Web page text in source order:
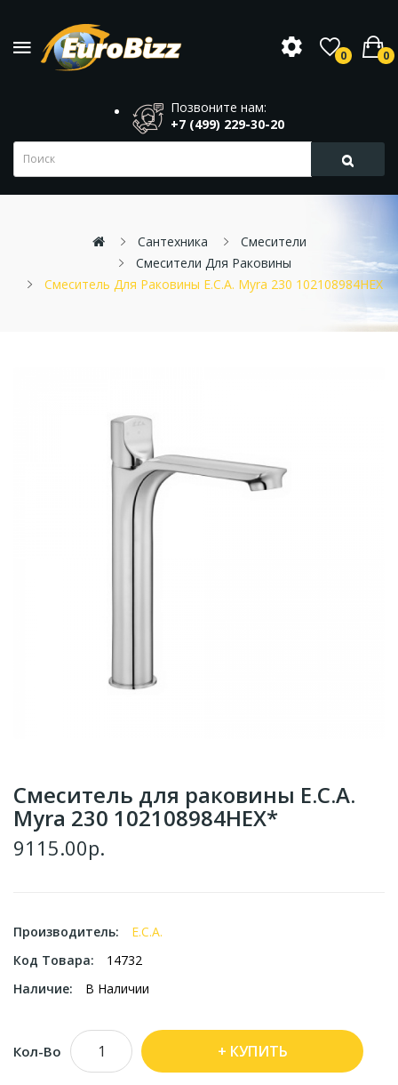
0 0
Позвоните нам:
+7 (499) 229-30-20
Сантехника
Смесители
Смесители Для Раковины
Смеситель Для Раковины E.C.A. Myra 230 102108984HEX
Смеситель для раковины E.C.A.
Myra 230 102108984HEX*
9115.00р.
Производитель:
E.C.A.
Код Товара:
14732
Наличие:
В Наличии
Кол-Во КУПИТЬ